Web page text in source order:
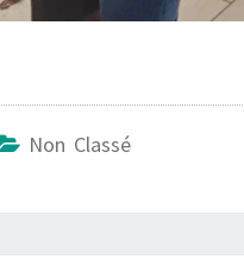
Non Classé